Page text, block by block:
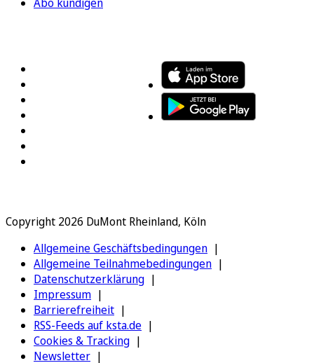
Copyright 2026 DuMont Rheinland, Köln
Allgemeine Geschäftsbedingungen
Allgemeine Teilnahmebedingungen
Datenschutzerklärung
Impressum
Barrierefreiheit
RSS-Feeds auf ksta.de
Cookies & Tracking
Newsletter